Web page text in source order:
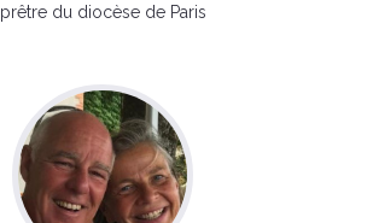
prêtre du diocèse de Paris